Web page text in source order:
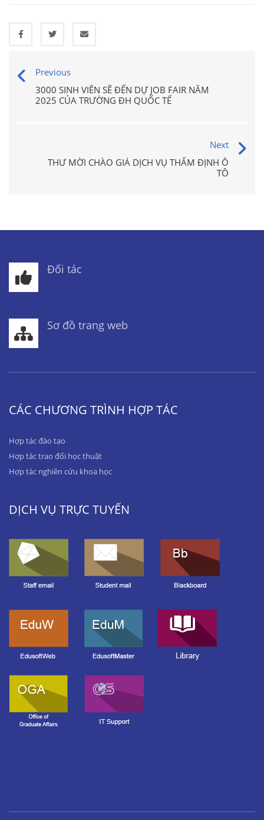
Previous
3000 SINH VIÊN SẼ ĐẾN DỰ JOB FAIR NĂM
2025 CỦA TRƯỜNG ĐH QUỐC TẾ
Next
THƯ MỜI CHÀO GIÁ DỊCH VỤ THẨM ĐỊNH Ô
TÔ
Đối tác
Sơ đồ trang web
CÁC CHƯƠNG TRÌNH HỢP TÁC
Hợp tác đào tạo
Hợp tác trao đổi học thuật
Hợp tác nghiên cứu khoa học
DỊCH VỤ TRỰC TUYẾN